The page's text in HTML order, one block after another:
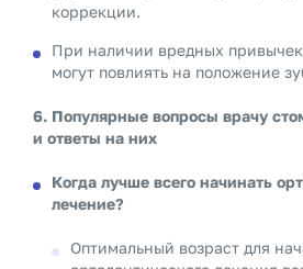
коррекции.
При наличии вредных
могут повлиять на положение
6. Популярные вопросы врачу
и ответы на них
Когда лучше всего начинать
лечение?
Оптимальный возраст для